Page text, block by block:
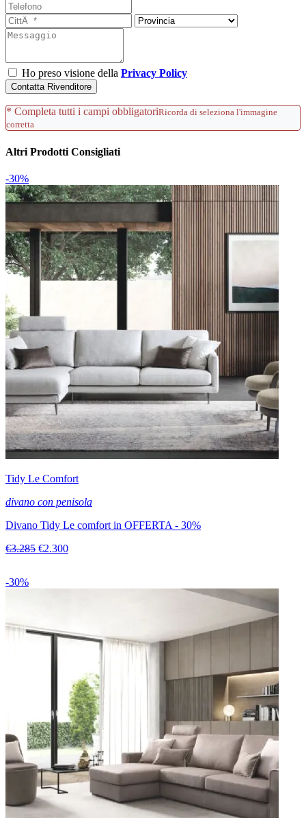
Ho preso visione della Privacy Policy
Contatta Rivenditore
* Completa tutti i campi obbligatoriRicorda di seleziona l'immagine
corretta
Altri Prodotti Consigliati
-30%
Tidy Le Comfort
divano con penisola
Divano Tidy Le comfort in OFFERTA - 30%
€3.285 €2.300
-30%